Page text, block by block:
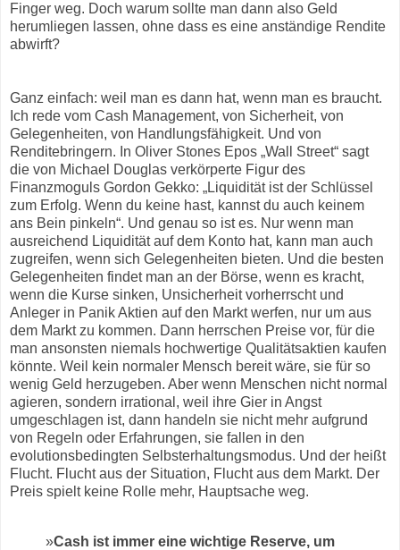
Finger weg. Doch warum sollte man dann also Geld
herumliegen lassen, ohne dass es eine anständige Rendite
abwirft?
Ganz einfach: weil man es dann hat, wenn man es braucht.
Ich rede vom Cash Management, von Sicherheit, von
Gelegenheiten, von Handlungsfähigkeit. Und von
Renditebringern. In Oliver Stones Epos „Wall Street“ sagt
die von Michael Douglas verkörperte Figur des
Finanzmoguls Gordon Gekko: „Liquidität ist der Schlüssel
zum Erfolg. Wenn du keine hast, kannst du auch keinem
ans Bein pinkeln“. Und genau so ist es. Nur wenn man
ausreichend Liquidität auf dem Konto hat, kann man auch
zugreifen, wenn sich Gelegenheiten bieten. Und die besten
Gelegenheiten findet man an der Börse, wenn es kracht,
wenn die Kurse sinken, Unsicherheit vorherrscht und
Anleger in Panik Aktien auf den Markt werfen, nur um aus
dem Markt zu kommen. Dann herrschen Preise vor, für die
man ansonsten niemals hochwertige Qualitätsaktien kaufen
könnte. Weil kein normaler Mensch bereit wäre, sie für so
wenig Geld herzugeben. Aber wenn Menschen nicht normal
agieren, sondern irrational, weil ihre Gier in Angst
umgeschlagen ist, dann handeln sie nicht mehr aufgrund
von Regeln oder Erfahrungen, sie fallen in den
evolutionsbedingten Selbsterhaltungsmodus. Und der heißt
Flucht. Flucht aus der Situation, Flucht aus dem Markt. Der
Preis spielt keine Rolle mehr, Hauptsache weg.
»Cash ist immer eine wichtige Reserve, um